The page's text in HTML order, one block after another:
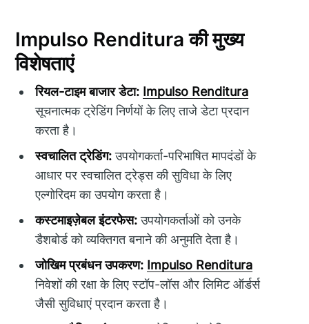
Impulso Renditura की मुख्य
विशेषताएं
रियल-टाइम बाजार डेटा: Impulso Renditura
सूचनात्मक ट्रेडिंग निर्णयों के लिए ताजे डेटा प्रदान
करता है।
स्वचालित ट्रेडिंग:उपयोगकर्ता-परिभाषित मापदंडों के
आधार पर स्वचालित ट्रेड्स की सुविधा के लिए
एल्गोरिदम का उपयोग करता है।
कस्टमाइज़ेबल इंटरफेस:उपयोगकर्ताओं को उनके
डैशबोर्ड को व्यक्तिगत बनाने की अनुमति देता है।
जोखिम प्रबंधन उपकरण: Impulso Renditura
निवेशों की रक्षा के लिए स्टॉप-लॉस और लिमिट ऑर्डर्स
जैसी सुविधाएं प्रदान करता है।